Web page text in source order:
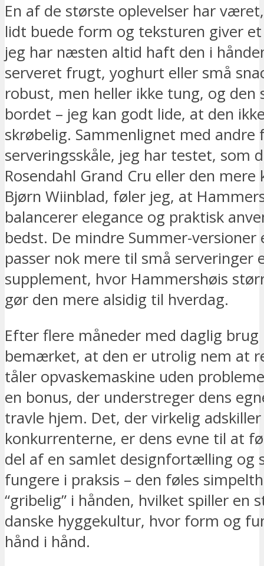
En af de største oplevelser har
lidt buede form og teksturen giver
jeg har næsten altid haft den i
serveret frugt, yoghurt eller små
robust, men heller ikke tung, og den
bordet – jeg kan godt lide, at den
skrøbelig. Sammenlignet med andre
serveringsskåle, jeg har testet, som
Rosendahl Grand Cru eller den mere
Bjørn Wiinblad, føler jeg, at
balancerer elegance og praktisk
bedst. De mindre Summer-versioner
passer nok mere til små serveringer
supplement, hvor Hammershøis
gør den mere alsidig til hverdag.
Efter flere måneder med daglig brug
bemærket, at den er utrolig nem at
tåler opvaskemaskine uden
en bonus, der understreger dens
travle hjem. Det, der virkelig
konkurrenterne, er dens evne til at
del af en samlet designfortælling og
fungere i praksis – den føles
“gribelig” i hånden, hvilket spiller en
danske hyggekultur, hvor form og
hånd i hånd.